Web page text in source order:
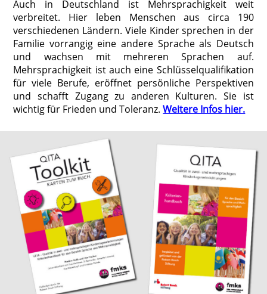
Auch in Deutschland ist Mehrsprachigkeit weit
verbreitet. Hier leben Menschen aus circa 190
verschiedenen Ländern. Viele Kinder sprechen in der
Familie vorrangig eine andere Sprache als Deutsch
und wachsen mit mehreren Sprachen auf.
Mehrsprachigkeit ist auch eine Schlüsselqualifikation
für viele Berufe, eröffnet persönliche Perspektiven
und schafft Zugang zu anderen Kulturen. Sie ist
wichtig für Frieden und Toleranz.Weitere Infos hier.